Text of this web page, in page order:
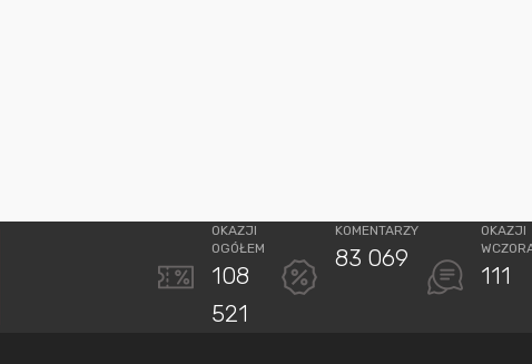
OKAZJI
OGÓŁEM
108
521
KOMENTARZY
83 069
OKAZJI
111